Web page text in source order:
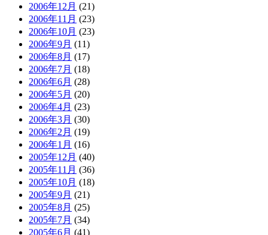
2006年12月 (21)
2006年11月 (23)
2006年10月 (23)
2006年9月 (11)
2006年8月 (17)
2006年7月 (18)
2006年6月 (28)
2006年5月 (20)
2006年4月 (23)
2006年3月 (30)
2006年2月 (19)
2006年1月 (16)
2005年12月 (40)
2005年11月 (36)
2005年10月 (18)
2005年9月 (21)
2005年8月 (25)
2005年7月 (34)
2005年6月 (41)